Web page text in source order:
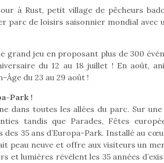
à Rust, petit village de pêcheurs
parc de loisirs saisonnier mondial avec
grand jeu en proposant plus de 300
du 12 au 18 juillet ! En août,
du 23 au 29 août !
Park !
dans toutes les allées du parc. Sur
tandis que Parades, Fêtes
des 35 ans d’Europa-Park. Installé au
peau neuve et offre aux visiteurs un
et lumières révèlent les 35 années
Pâques 2026 :
et idées pour une
jouets malins et
créatives… voici de
organiser une chasse